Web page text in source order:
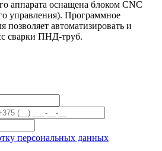
аппарата оснащена блоком CNC
управления). Программное
позволяет автоматизировать и
сварки ПНД-труб.
персональных данных